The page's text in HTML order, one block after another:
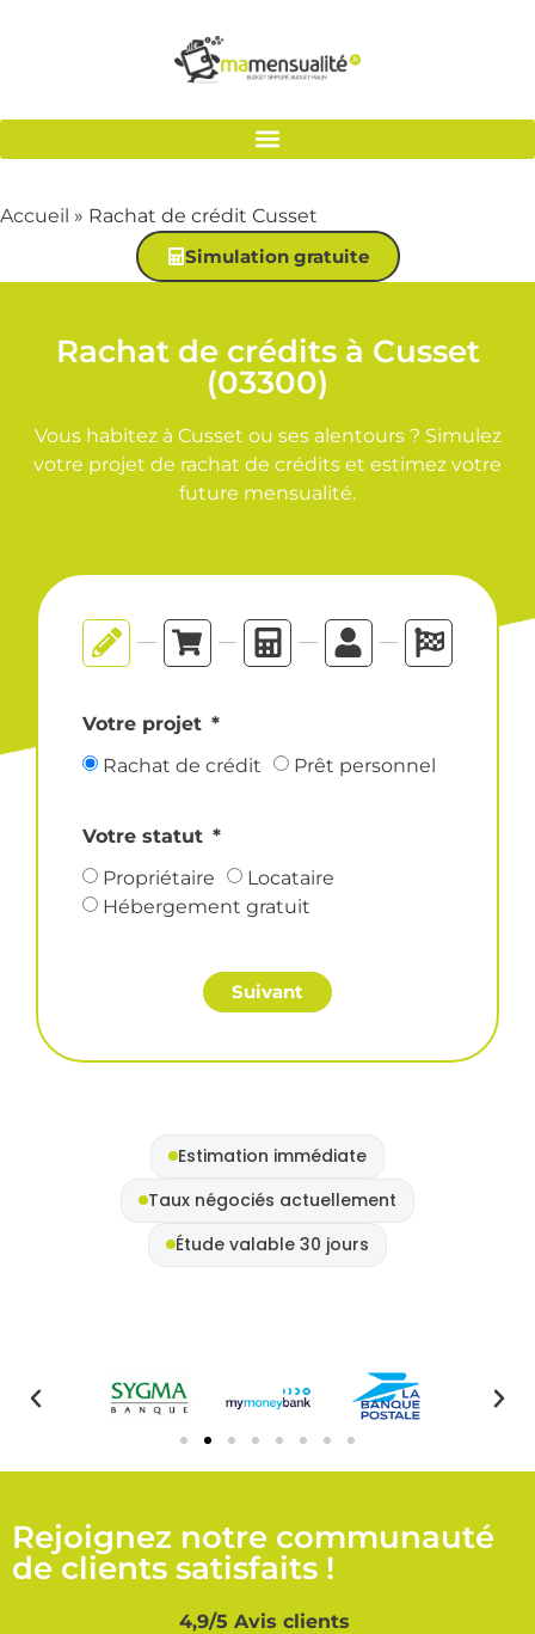
Accueil » Rachat de crédit Cusset
Simulation gratuite
Rachat de crédits à Cusset
(03300)
Vous habitez à Cusset ou ses alentours ? Simulez
votre projet de rachat de crédits et estimez votre
future mensualité.
Votre projet
Rachat de crédit
Prêt personnel
Votre statut
Propriétaire
Locataire
Hébergement gratuit
Suivant
Estimation immédiate
Taux négociés actuellement
Étude valable 30 jours
Rejoignez notre communauté
de clients satisfaits !
4,9/5 Avis clients